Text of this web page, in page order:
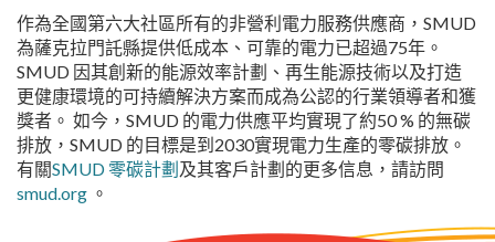
作為全國第六大社區所有的非營利電力服務供應商，SMUD
為薩克拉門託縣提供低成本、可靠的電力已超過75年。
SMUD 因其創新的能源效率計劃、再生能源技術以及打造
更健康環境的可持續解決方案而成為公認的行業領導者和獲
獎者。 如今，SMUD 的電力供應平均實現了約50 % 的無碳
排放，SMUD 的目標是到2030實現電力生產的零碳排放。
有關SMUD 零碳計劃及其客戶計劃的更多信息，請訪問
smud.org 。